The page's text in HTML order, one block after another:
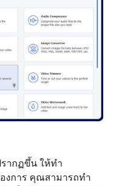
รากฏขึ้น ให้ทำ
งการ คุณสามารถทำ